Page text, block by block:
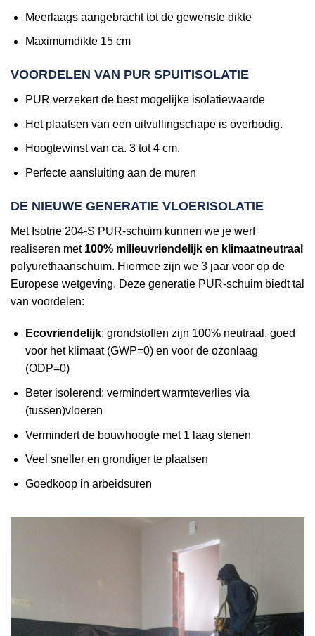
Meerlaags aangebracht tot de gewenste dikte
Maximumdikte 15 cm
VOORDELEN VAN PUR SPUITISOLATIE
PUR verzekert de best mogelijke isolatiewaarde
Het plaatsen van een uitvullingschape is overbodig.
Hoogtewinst van ca. 3 tot 4 cm.
Perfecte aansluiting aan de muren
DE NIEUWE GENERATIE VLOERISOLATIE
Met Isotrie 204-S PUR-schuim kunnen we je werf
realiseren met 100% milieuvriendelijk en klimaatneutraal
polyurethaanschuim. Hiermee zijn we 3 jaar voor op de
Europese wetgeving. Deze generatie PUR-schuim biedt tal
van voordelen:
Ecovriendelijk: grondstoffen zijn 100% neutraal, goed
voor het klimaat (GWP=0) en voor de ozonlaag
(ODP=0)
Beter isolerend: vermindert warmteverlies via
(tussen)vloeren
Vermindert de bouwhoogte met 1 laag stenen
Veel sneller en grondiger te plaatsen
Goedkoop in arbeidsuren